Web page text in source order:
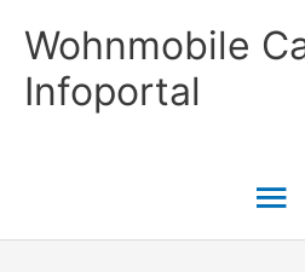
Inhalt
springen
Wohnmobile
Infoportal